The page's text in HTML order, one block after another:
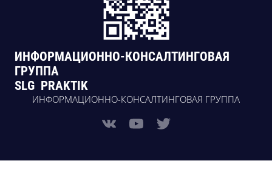
ИНФОРМАЦИОННО-КОНСАЛТИНГОВАЯ ГРУППА
ИНФОРМАЦИОННО-КОНСАЛТИНГОВАЯ
ГРУППА
SLG PRAKTIK